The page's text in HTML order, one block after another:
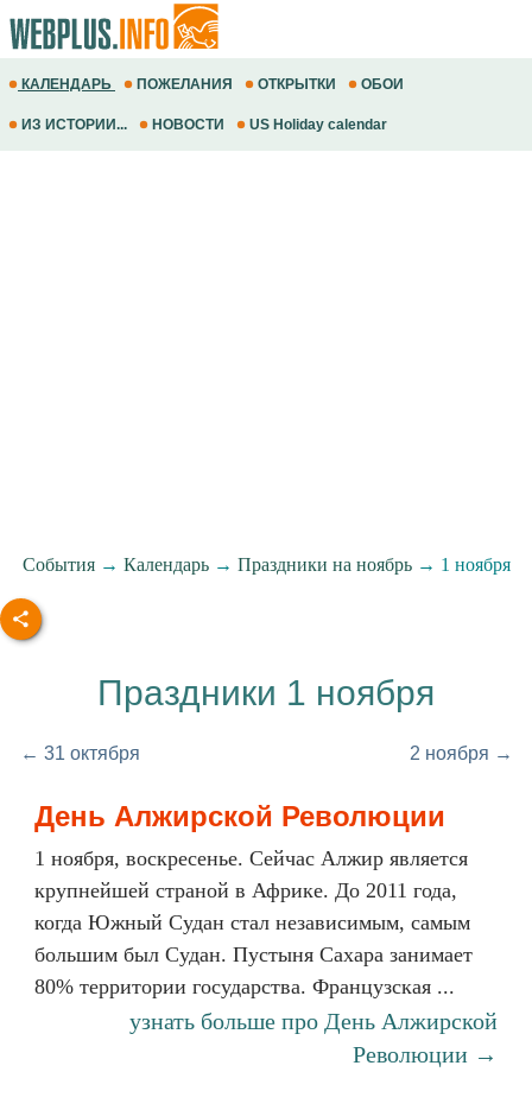
КАЛЕНДАРЬ ПОЖЕЛАНИЯ ОТКРЫТКИ ОБОИ
ИЗ ИСТОРИИ... НОВОСТИ US Holiday calendar
События→ Календарь→ Праздники на ноябрь→ 1 ноября
Праздники 1 ноября
← 31 октября 2 ноября →
День Алжирской Революции
1 ноября, воскресенье. Сейчас Алжир является
крупнейшей страной в Африке. До 2011 года,
когда Южный Судан стал независимым, самым
большим был Судан. Пустыня Сахара занимает
80% территории государства. Французская ...
узнать больше про День Алжирской
Революции →